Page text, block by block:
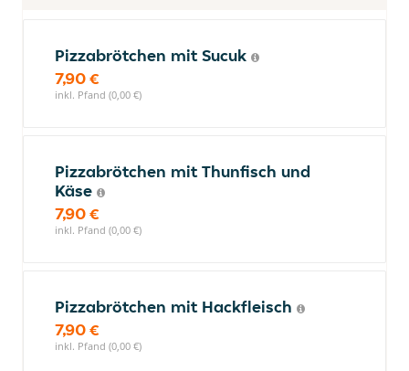
Pizzabrötchen mit Sucuk
7,90 €
inkl. Pfand (0,00 €)
Pizzabrötchen mit Thunfisch und
Käse
7,90 €
inkl. Pfand (0,00 €)
Pizzabrötchen mit Hackfleisch
7,90 €
inkl. Pfand (0,00 €)